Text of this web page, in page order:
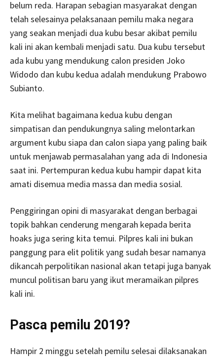
belum reda. Harapan sebagian masyarakat dengan
telah selesainya pelaksanaan pemilu maka negara
yang seakan menjadi dua kubu besar akibat pemilu
kali ini akan kembali menjadi satu. Dua kubu tersebut
ada kubu yang mendukung calon presiden Joko
Widodo dan kubu kedua adalah mendukung Prabowo
Subianto.
Kita melihat bagaimana kedua kubu dengan
simpatisan dan pendukungnya saling melontarkan
argument kubu siapa dan calon siapa yang paling baik
untuk menjawab permasalahan yang ada di Indonesia
saat ini. Pertempuran kedua kubu hampir dapat kita
amati disemua media massa dan media sosial.
Penggiringan opini di masyarakat dengan berbagai
topik bahkan cenderung mengarah kepada berita
hoaks juga sering kita temui. Pilpres kali ini bukan
panggung para elit politik yang sudah besar namanya
dikancah perpolitikan nasional akan tetapi juga banyak
muncul politisan baru yang ikut meramaikan pilpres
kali ini.
Pasca pemilu 2019?
Hampir 2 minggu setelah pemilu selesai dilaksanakan